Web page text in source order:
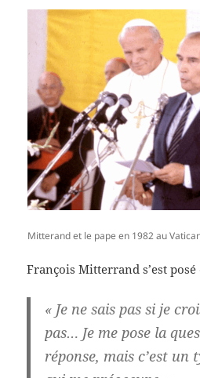
Mitterand et le pape en 1982 au
François Mitterrand s’est
« Je ne sais pas si je
pas… Je me pose la
réponse, mais c’est un